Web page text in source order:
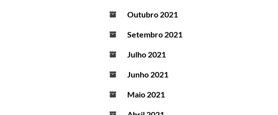
Outubro 2021
Setembro 2021
Julho 2021
Junho 2021
Maio 2021